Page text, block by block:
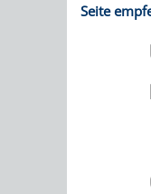
Seite